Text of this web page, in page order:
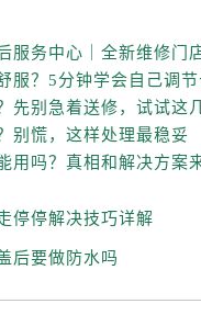
服？5分钟学会自己调
先别急着送修，试试这
别慌，这样处理最稳妥
用吗？真相和解决方案
停停解决技巧详解
后要做防水吗